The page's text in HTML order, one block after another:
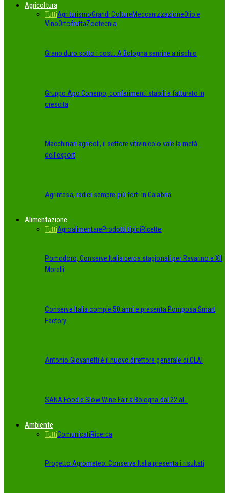
Agricoltura
TuttiAgriturismoGrandi ColtureMeccanizzazioneOlio e
VinoOrtofruttaZootecnia
Grano duro sotto i costi. A Bologna semine a rischio
Gruppo Apo Conerpo, conferimenti stabili e fatturato in
crescita
Macchinari agricoli, il settore vitivinicolo vale la metà
dell’export
Agrintesa, radici sempre più forti in Calabria
Alimentazione
TuttiAgroalimentareProdotti tipiciRicette
Pomodoro, Conserve Italia cerca stagionali per Ravarino e XII
Morelli
Conserve Italia compie 50 anni e presenta Pomposa Smart
Factory
Antonio Giovanetti è il nuovo direttore generale di CLAI
SANA Food e Slow Wine Fair a Bologna dal 22 al…
Ambiente
TuttiComunicatiRicerca
Progetto Agrometeo: Conserve Italia presenta i risultati